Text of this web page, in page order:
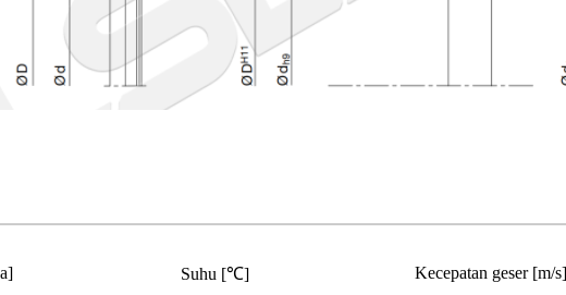
Suhu [℃] Kecepatan geser [m/s]